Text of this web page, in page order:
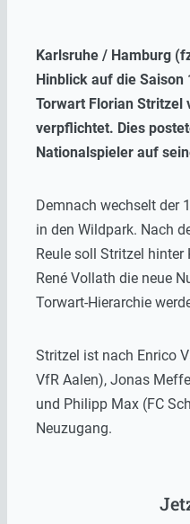
Karlsruhe / Hamburg
Hinblick auf die
Torwart Florian Stritzel
verpflichtet. Dies
Nationalspieler auf
Demnach wechselt der
in den Wildpark. Nach
Reule soll Stritzel
René Vollath die neue
Torwart-Hierarchie
Stritzel ist nach Enrico
VfR Aalen), Jonas
und Philipp Max (FC
Neuzugang.